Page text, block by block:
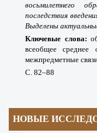
восьмилетнего
последствия
Выделены
Ключевые слова:
всеобщее среднее
межпредметные
С. 82–88
НОВЫЕ